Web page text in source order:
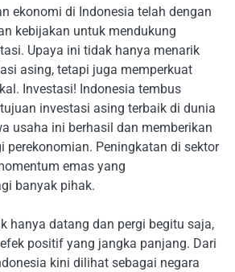
ekonomi di Indonesia telah dengan
kebijakan untuk mendukung
Upaya ini tidak hanya menarik
asing, tetapi juga memperkuat
Investasi! Indonesia tembus
investasi asing terbaik di dunia
usaha ini berhasil dan memberikan
perekonomian. Peningkatan di sektor
emas yang
banyak pihak.
hanya datang dan pergi begitu saja,
positif yang jangka panjang. Dari
kini dilihat sebagai negara